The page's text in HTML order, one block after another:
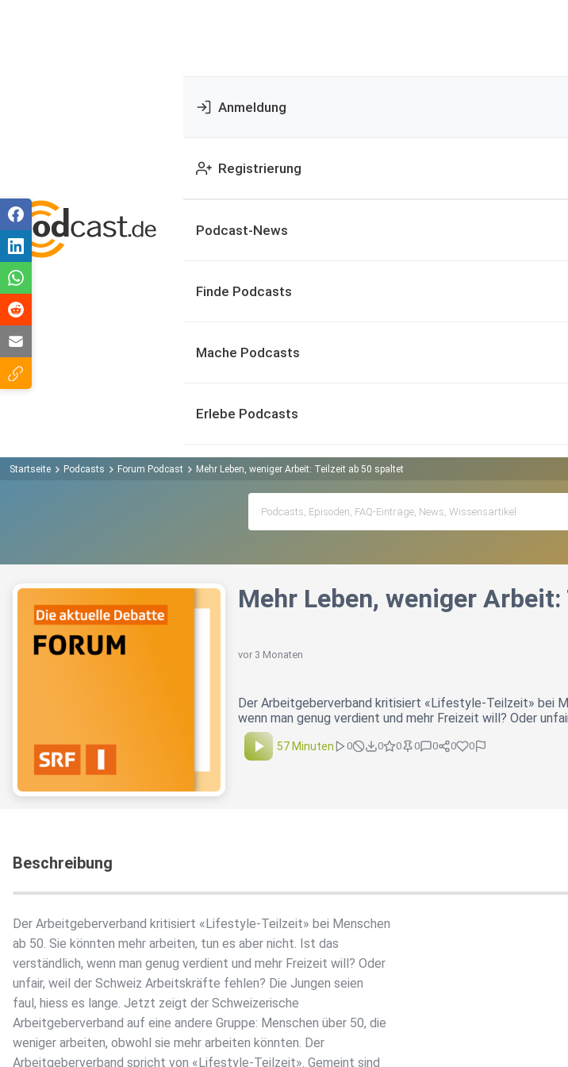
Anmeldung
Registrierung
Podcast-News
Finde Podcasts
Mache Podcasts
Erlebe Podcasts
Startseite Podcasts Forum Podcast Mehr Leben, weniger Arbeit: Teilzeit ab 50 spaltet
Mehr Leben, weniger
vor 3 Monaten
Der Arbeitgeberverband kritisiert «Lifestyle-Teilzeit» bei
wenn man genug verdient und mehr Freizeit will? Oder
57 Minuten 0 0 0 0 0 0 0
Beschreibung
Der Arbeitgeberverband kritisiert «Lifestyle-Teilzeit» bei Menschen
ab 50. Sie könnten mehr arbeiten, tun es aber nicht. Ist das
verständlich, wenn man genug verdient und mehr Freizeit will? Oder
unfair, weil der Schweiz Arbeitskräfte fehlen? Die Jungen seien
faul, hiess es lange. Jetzt zeigt der Schweizerische
Arbeitgeberverband auf eine andere Gruppe: Menschen über 50, die
weniger arbeiten, obwohl sie mehr arbeiten könnten. Der
Arbeitgeberverband spricht von «Lifestyle-Teilzeit». Gemeint sind